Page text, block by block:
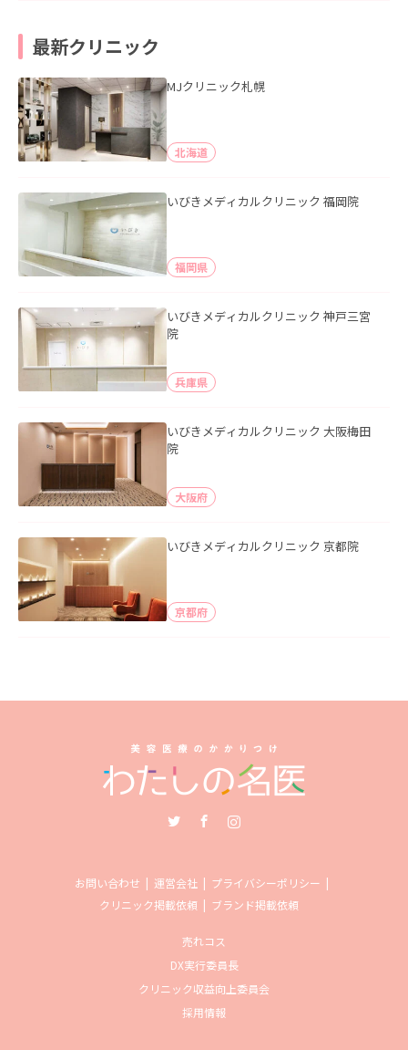
最新クリニック
MJクリニック札幌
北海道
いびきメディカルクリニック 福岡院
福岡県
いびきメディカルクリニック 神戸三宮
院
兵庫県
いびきメディカルクリニック 大阪梅田
院
大阪府
いびきメディカルクリニック 京都院
京都府
お問い合わせ 運営会社
プライバシーポリシー
クリニック掲載依頼
ブランド掲載依頼
売れコス
DX実行委員長
クリニック収益向上委員会
採用情報